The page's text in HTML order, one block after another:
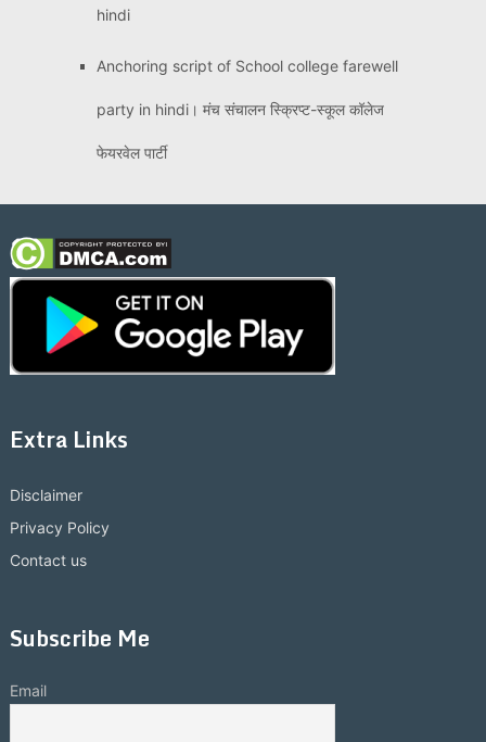
hindi
Anchoring script of School college farewell
party in hindi। मंच संचालन स्क्रिप्ट-स्कूल कॉलेज
फेयरवेल पार्टी
Extra Links
Disclaimer
Privacy Policy
Contact us
Subscribe Me
Email